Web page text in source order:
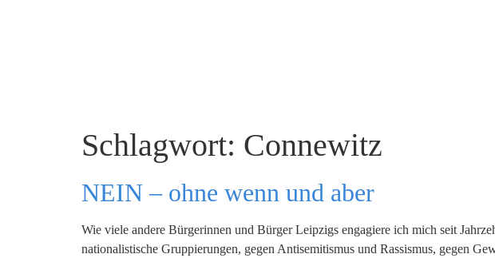
Schlagwort: Connewitz
NEIN – ohne wenn und aber
Wie viele andere Bürgerinnen und Bürger Leipzigs engagiere ich mich seit
nationalistische Gruppierungen, gegen Antisemitismus und Rassismus, gegen